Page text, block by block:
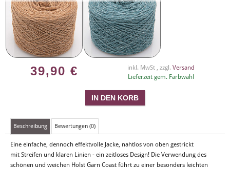
39,90 € inkl. MwSt , zzgl. Versand
Lieferzeit gem. Farbwahl
Beschreibung Bewertungen (0)
Eine einfache, dennoch effektvolle Jacke, nahtlos von oben gestrickt
mit Streifen und klaren Linien - ein zeitloses Design! Die Verwendung des
schönen und weichen Holst Garn Coast führt zu einer besonders leichten